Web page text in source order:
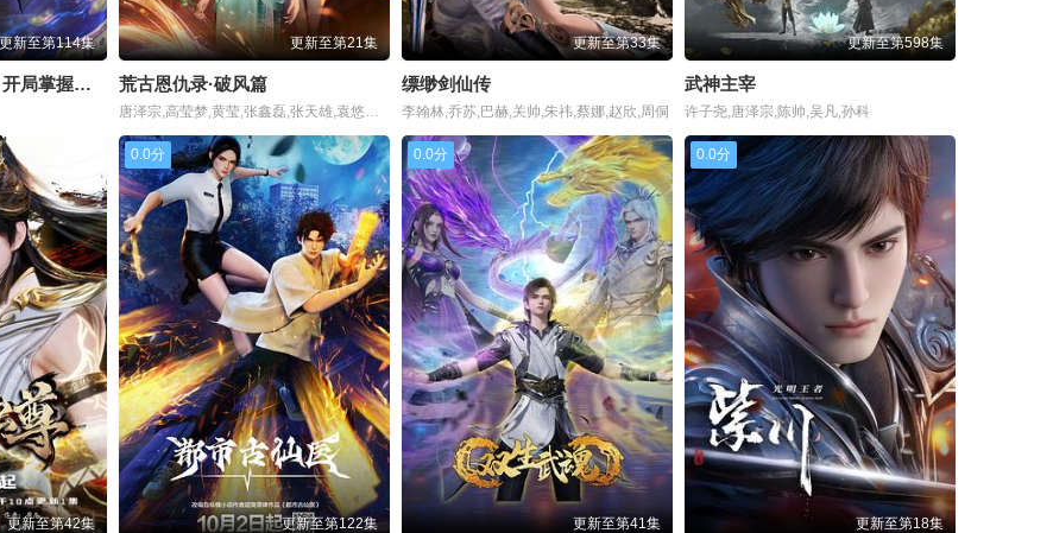
更新至第114集
动态漫画·全民诡异：开局掌握零元购
更新至第21集
荒古恩仇录·破风篇
唐泽宗,高莹梦,黄莹,张鑫磊,张天雄,袁悠然,邱轶凡,陈新玥,孙露,张英,周杭,许子尧,王晶,杜栓,罗文驰,唐钰,李潇,苏倩芸,谈维康,江瑞,张景煌,张新昊,励达
更新至第33集
缥缈剑仙传
李翰林,乔苏,巴赫,关帅,朱祎,蔡娜,赵欣,周侗
更新至第598集
武神主宰
许子尧,唐泽宗,陈帅,吴凡,孙科
更新至第42集
0.0分
更新至第122集
0.0分
更新至第41集
0.0分
更新至第18集